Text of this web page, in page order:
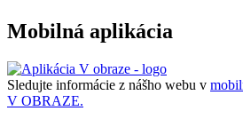
Mobilná aplikácia
Sledujte informácie z nášho webu v
V OBRAZE.